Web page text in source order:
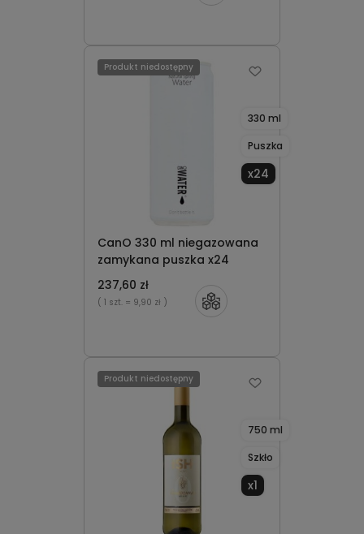
CanO 330 ml niegazowana
zamykana puszka x24
330 ml
Puszka
x24
237,60 zł
( 1 szt. = 9,90 zł )
Produkt niedostępny
750 ml
Szkło
x1
Produkt niedostępny